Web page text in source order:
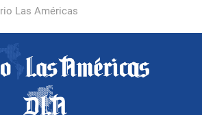
Las Américas